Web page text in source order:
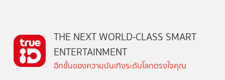
THE NEXT WORLD-CLASS SMART
ENTERTAINMENT
อีกขั้นของความบันเทิงระดับโลกตรงใจคุณ